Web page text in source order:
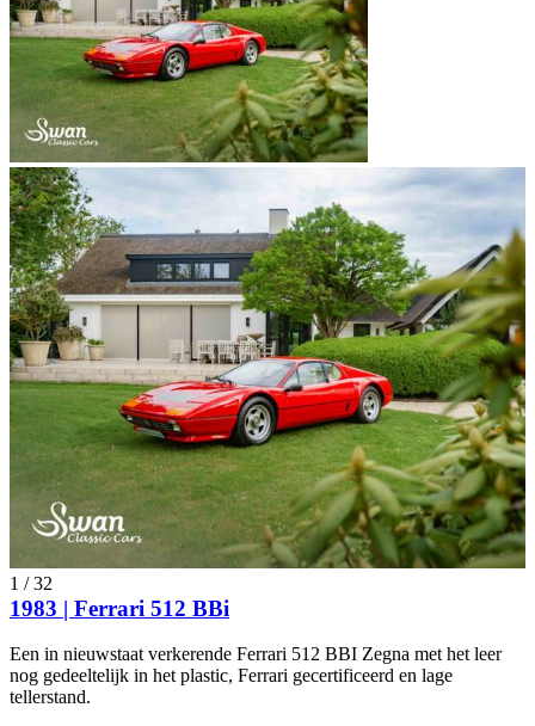
1 /32
1983 | Ferrari 512 BBi
Een in nieuwstaat verkerende Ferrari 512 BBI Zegna met het leer
nog gedeeltelijk in het plastic, Ferrari gecertificeerd en lage
tellerstand.